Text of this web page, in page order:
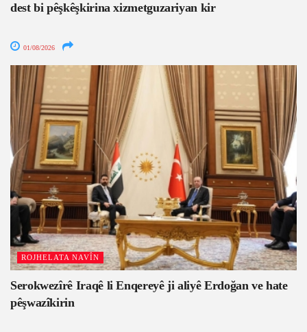
dest bi pêşkêşkirina xizmetguzariyan kir
01/08/2026
ROJHELATA NAVÎN
Serokwezîrê Iraqê li Enqereyê ji aliyê Erdoğan ve hate
pêşwazîkirin